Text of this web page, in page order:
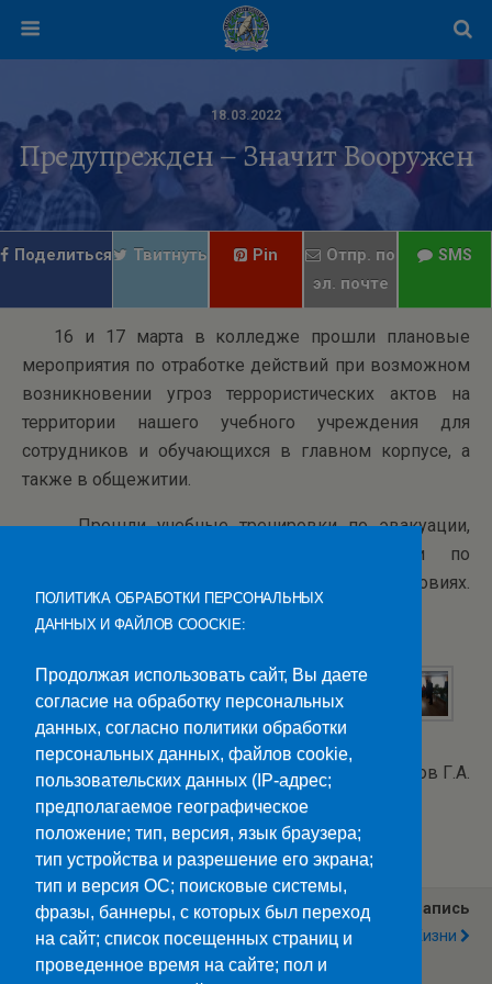
18.03.2022
Предупрежден – Значит Вооружен
Поделиться Твитнуть Pin
Отпр. по
эл. почте
SMS
16 и 17 марта в колледже прошли плановые
мероприятия по отработке действий при возможном
возникновении угроз террористических актов на
территории нашего учебного учреждения для
сотрудников и обучающихся в главном корпусе, а
также в общежитии.
Прошли учебные тренировки по эвакуации,
подкрепленные теоретическими занятиями по
действиям в экстремальных условиях.
Предупрежден – значит вооружен.
Фото: Подколзин О.В., Локтионов Г.А.
Категории:Новости
Предыдущая Запись
Россия – Страна
Следующая Запись
За Здоровый Образ Жизни
ПОЛИТИКА ОБРАБОТКИ ПЕРСОНАЛЬНЫХ
ДАННЫХ И ФАЙЛОВ COOCKIE:
Продолжая использовать сайт, Вы даете
согласие на обработку персональных
данных, согласно политики обработки
персональных данных, файлов cookie,
пользовательских данных (IP-адрес;
предполагаемое географическое
положение; тип, версия, язык браузера;
тип устройства и разрешение его экрана;
тип и версия ОС; поисковые системы,
фразы, баннеры, с которых был переход
на сайт; список посещенных страниц и
проведенное время на сайте; пол и